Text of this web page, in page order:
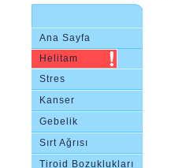
Ana Sayfa
Helitam
Stres
Kanser
Gebelik
Sırt Ağrısı
Tiroid Bozuklukları